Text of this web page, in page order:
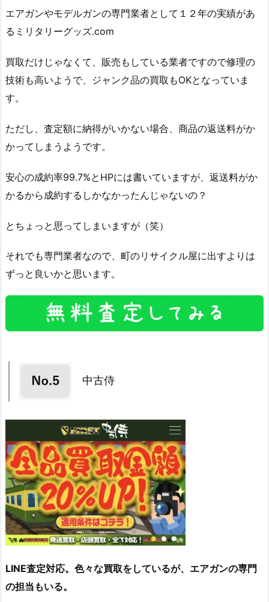
エアガンやモデルガンの専門業者として１２年の実績があ
るミリタリーグッズ.com
買取だけじゃなくて、販売もしている業者ですので修理の
技術も高いようで、ジャンク品の買取もOKとなっていま
す。
ただし、査定額に納得がいかない場合、商品の返送料がか
かってしまうようです。
安心の成約率99.7%とHPには書いていますが、返送料がか
かるから成約するしかなかったんじゃないの？
とちょっと思ってしまいますが（笑）
それでも専門業者なので、町のリサイクル屋に出すよりは
ずっと良いかと思います。
中古侍
LINE査定対応。色々な買取をしているが、エアガンの専門
の担当もいる。